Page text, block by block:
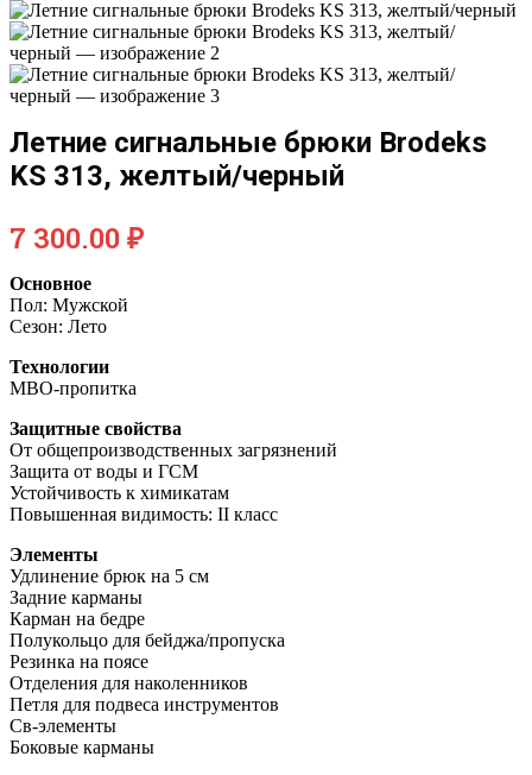
Летние сигнальные брюки Brodeks
KS 313, желтый/черный
7 300.00₽
Основное
Пол: Мужской
Сезон: Лето
Технологии
МВО-пропитка
Защитные свойства
От общепроизводственных загрязнений
Защита от воды и ГСМ
Устойчивость к химикатам
Повышенная видимость: II класс
Элементы
Удлинение брюк на 5 см
Задние карманы
Карман на бедре
Полукольцо для бейджа/пропуска
Резинка на поясе
Отделения для наколенников
Петля для подвеса инструментов
Св-элементы
Боковые карманы